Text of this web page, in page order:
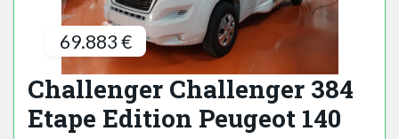
69.883 €
Challenger Challenger 384
Etape Edition Peugeot 140